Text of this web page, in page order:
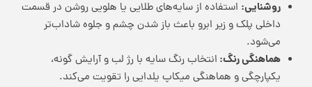
روشنایی: استفاده از سایه‌های طلایی یا هلویی روشن در قسمت
داخلی پلک و زیر ابرو باعث باز شدن چشم و جلوه شاداب‌تر
می‌شود.
هماهنگی رنگ: انتخاب رنگ سایه با رژ لب و آرایش گونه،
یکپارچگی و هماهنگی میکاپ یلدایی را تقویت می‌کند.